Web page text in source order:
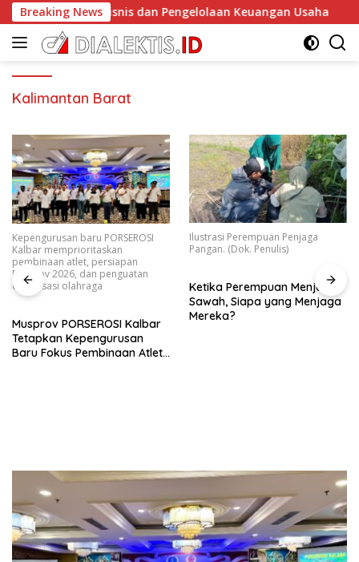
Langsung
ke
konten
Breaking News
Model Bisnis dan Pengelolaan Keuangan Usaha
Kalimantan Barat
Kepengurusan baru PORSEROSI
Kalbar memprioritaskan
pembinaan atlet, persiapan
Porprov 2026, dan penguatan
organisasi olahraga
Musprov PORSEROSI Kalbar
Tetapkan Kepengurusan
Baru Fokus Pembinaan Atlet
Ilustrasi Perempuan Penjaga
Pangan. (Dok. Penulis)
Ketika Perempuan Menjaga
Sawah, Siapa yang Menjaga
Mereka?